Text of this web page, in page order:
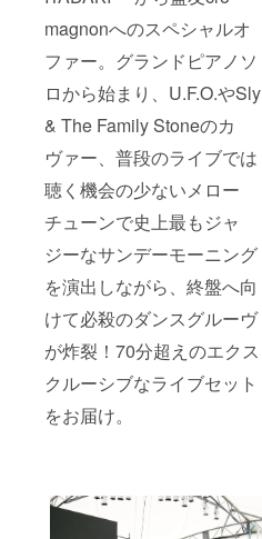
magnonへのスペシャルオ
ファー。グランドピアノソ
ロから始まり、U.F.O.やSly
& The Family Stoneのカ
ヴァー、普段のライブでは
聴く機会の少ないメロー
チューンで史上最もジャ
ジーなサンデーモーニング
を演出しながら、終盤へ向
けて必殺のダンスグルーヴ
が炸裂！70分超えのエクス
クルーシブなライブセット
をお届け。